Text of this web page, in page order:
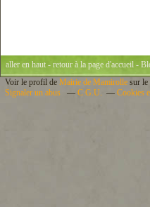
aller en haut- retour à la page d'accueil -
Voir le profil de Mairie de Mamirolle sur
Signaler un abus
C.G.U. Cookies